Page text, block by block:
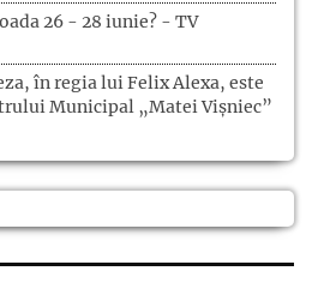
26 - 28 iunie? - TV
în regia lui Felix Alexa, este
Municipal „Matei Vișniec”